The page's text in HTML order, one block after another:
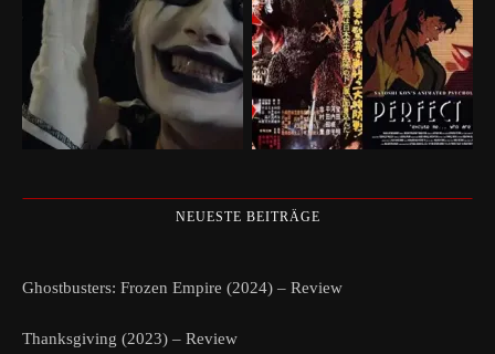
NEUESTE BEITRÄGE
Ghostbusters: Frozen Empire (2024) – Review
Thanksgiving (2023) – Review